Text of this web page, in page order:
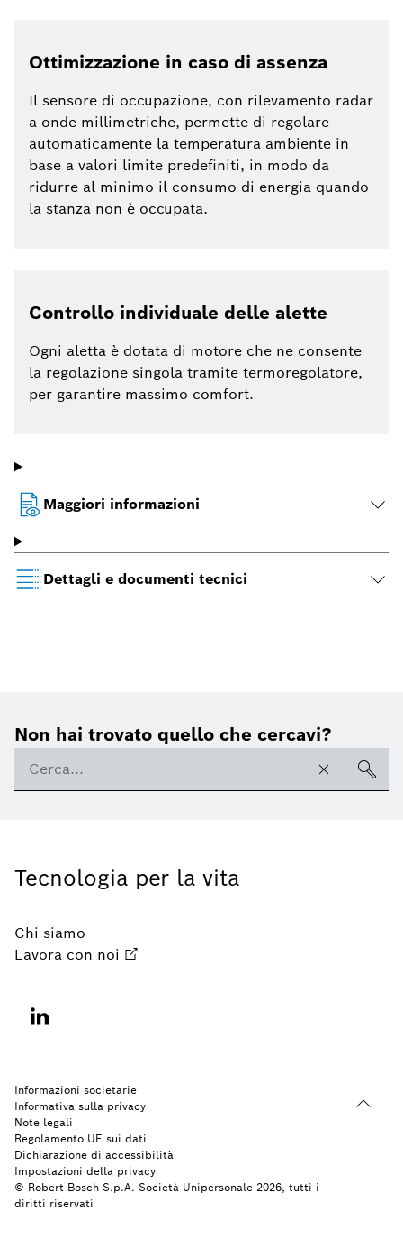
Ottimizzazione in caso di assenza
Il sensore di occupazione, con rilevamento radar
a onde millimetriche, permette di regolare
automaticamente la temperatura ambiente in
base a valori limite predefiniti, in modo da
ridurre al minimo il consumo di energia quando
la stanza non è occupata.
Controllo individuale delle alette
Ogni aletta è dotata di motore che ne consente
la regolazione singola tramite termoregolatore,
per garantire massimo comfort.
Maggiori informazioni
Dettagli e documenti tecnici
Non hai trovato quello che cercavi?
Tecnologia per la vita
Chi siamo
Lavora con noi
© Robert Bosch S.p.A. Società Unipersonale 2026, tutti i
diritti riservati
Informazioni societarie
Informativa sulla privacy
Note legali
Regolamento UE sui dati
Dichiarazione di accessibilità
Impostazioni della privacy